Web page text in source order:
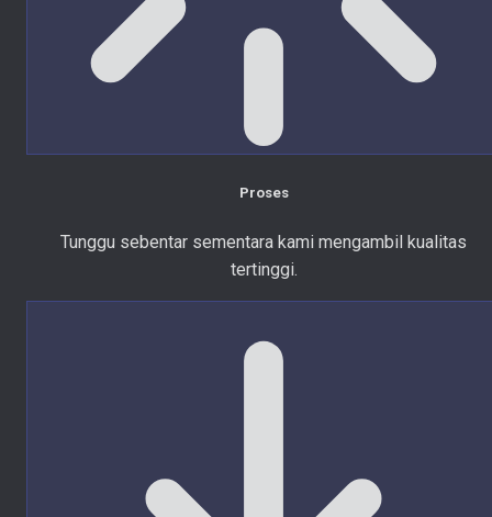
Proses
Tunggu sebentar sementara kami mengambil kualitas
tertinggi.